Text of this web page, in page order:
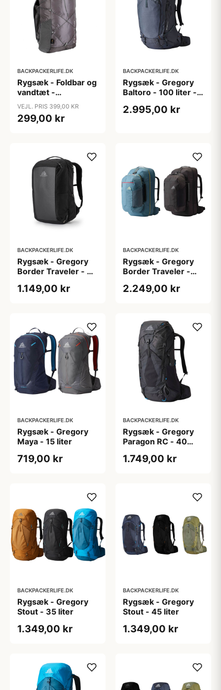
BACKPACKERLIFE.DK
Rygsæk - Foldbar og
vandtæt -
LifeVenture - 22 liter
VEJL. PRIS 399,00 KR
299,00 kr
BACKPACKERLIFE.DK
Rygsæk - Gregory
Baltoro - 100 liter -
2.995,00 kr
BACKPACKERLIFE.DK
Rygsæk - Gregory
Border Traveler - 30
1.149,00 kr
BACKPACKERLIFE.DK
Rygsæk - Gregory
Border Traveler -
2.249,00 kr
BACKPACKERLIFE.DK
Rygsæk - Gregory
Maya - 15 liter
719,00 kr
BACKPACKERLIFE.DK
Rygsæk - Gregory
Paragon RC - 40
1.749,00 kr
BACKPACKERLIFE.DK
Rygsæk - Gregory
Stout - 35 liter
1.349,00 kr
BACKPACKERLIFE.DK
Rygsæk - Gregory
Stout - 45 liter
1.349,00 kr